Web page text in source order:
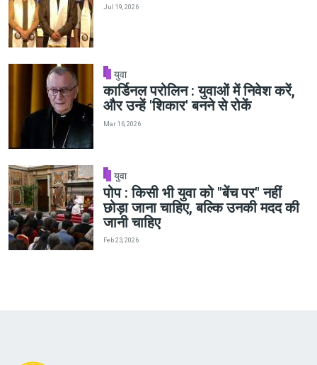
Jul 19, 2026
युवा
कार्डिनल परोलिन : युवाओं में निवेश करें,
और उन्हें 'शिकार' बनने से रोकें
Mar 16, 2026
युवा
पोप : किसी भी युवा को "बेंच पर" नहीं
छोड़ा जाना चाहिए, बल्कि उनकी मदद की
जानी चाहिए
Feb 23, 2026